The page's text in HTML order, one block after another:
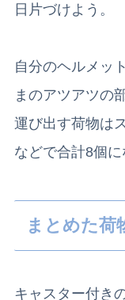
日片づけよう。
自分のヘルメッ
まのアツアツの
運び出す荷物は
などで合計8個に
まとめた荷
キャスター付き